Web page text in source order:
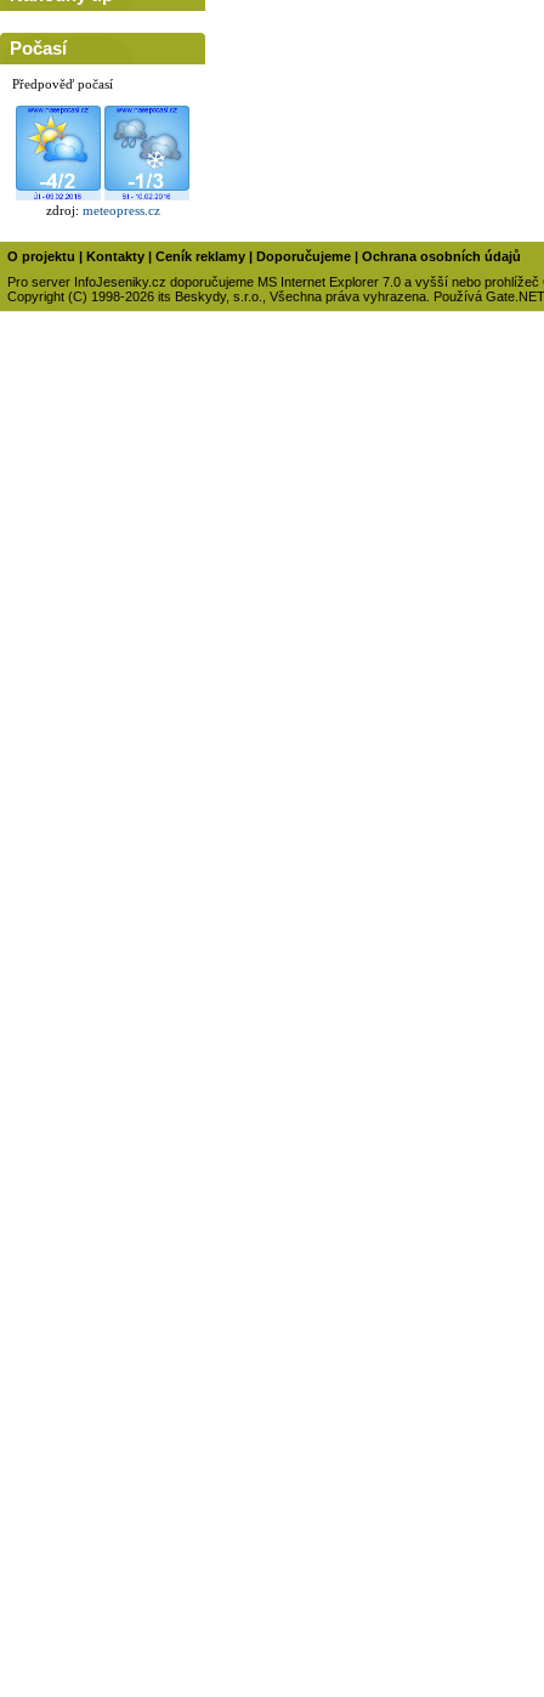
Počasí
Předpověď počasí
zdroj: meteopress.cz
O projektu Kontakty Ceník reklamy Doporučujeme
Ochrana osobních údajů
Pro server InfoJeseniky.cz doporučujeme MS Internet Explorer 7.0 a vyšší nebo prohlížeč
Copyright (C) 1998-2026 its Beskydy, s.r.o., Všechna práva vyhrazena. Používá